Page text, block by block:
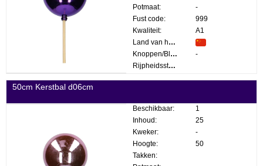
Potmaat:
-
Fust code:
999
Kwaliteit:
A1
Land van herkomst:
Knoppen/Bloemen:
-
Rijpheidsstadium:
50cm Kerstbal d06cm
Beschikbaar:
1
Inhoud:
25
Kweker:
-
Hoogte:
50
Takken: